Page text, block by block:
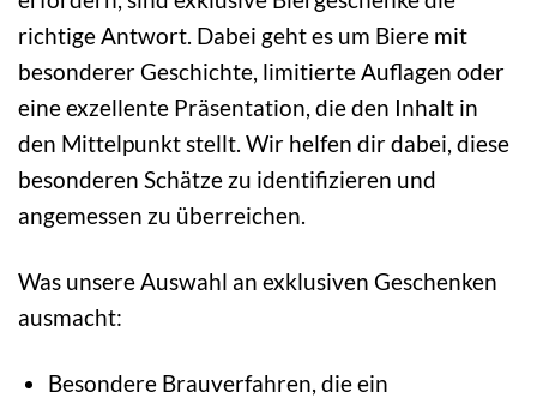
richtige Antwort. Dabei geht es um Biere mit
besonderer Geschichte, limitierte Auflagen oder
eine exzellente Präsentation, die den Inhalt in
den Mittelpunkt stellt. Wir helfen dir dabei, diese
besonderen Schätze zu identifizieren und
angemessen zu überreichen.
Was unsere Auswahl an exklusiven Geschenken
ausmacht:
Besondere Brauverfahren, die ein